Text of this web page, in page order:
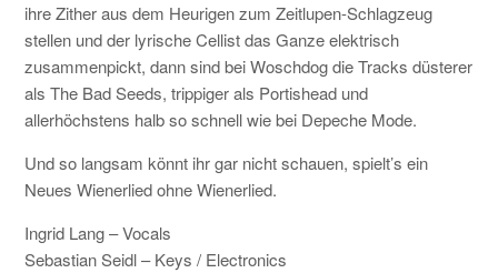
ihre Zither aus dem Heurigen zum Zeitlupen-Schlagzeug
stellen und der lyrische Cellist das Ganze elektrisch
zusammenpickt, dann sind bei Woschdog die Tracks düsterer
als The Bad Seeds, trippiger als Portishead und
allerhöchstens halb so schnell wie bei Depeche Mode.
Und so langsam könnt ihr gar nicht schauen, spielt’s ein
Neues Wienerlied ohne Wienerlied.
Ingrid Lang – Vocals
Sebastian Seidl – Keys / Electronics